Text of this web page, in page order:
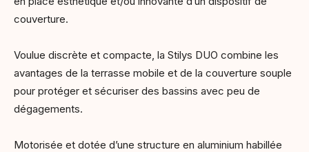
couverture.
Voulue discrète et compacte, la Stilys DUO combine les
avantages de la terrasse mobile et de la couverture souple
pour protéger et sécuriser des bassins avec peu de
dégagements.
Motorisée et dotée d’une structure en aluminium habillée